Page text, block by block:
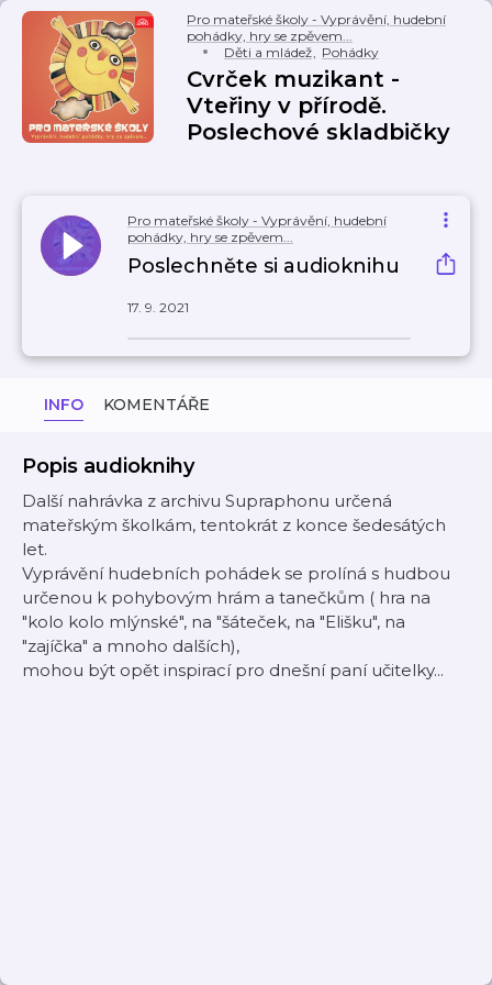
Pro mateřské školy - Vyprávění, hudební
pohádky, hry se zpěvem...
Děti a mládež, Pohádky
Cvrček muzikant -
Vteřiny v přírodě.
Poslechové skladbičky
Pro mateřské školy - Vyprávění, hudební
pohádky, hry se zpěvem...
Poslechněte si audioknihu
17. 9. 2021
INFO KOMENTÁŘE
Popis audioknihy
Další nahrávka z archivu Supraphonu určená
mateřským školkám, tentokrát z konce šedesátých
let.
Vyprávění hudebních pohádek se prolíná s hudbou
určenou k pohybovým hrám a tanečkům ( hra na
"kolo kolo mlýnské", na "šáteček, na "Elišku", na
"zajíčka" a mnoho dalších),
mohou být opět inspirací pro dnešní paní učitelky...